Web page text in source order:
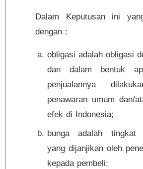
Dalam Keputusan ini
dengan :
obligasi adalah obligasi
dan dalam bentuk
penjualannya
penawaran umum dan/
efek di Indonesia;
bunga adalah tingkat
yang dijanjikan oleh
kepada pembeli;